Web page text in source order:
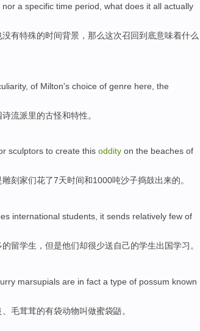
nor a specific time period, what does it all actually
没有特殊的时间背景，那么这次召回到底意味着什么
, of Milton's choice of genre here, the
诗流派里的古怪和特性。
sculptors to create this oddity on the beaches of
雕刻家们花了7天时间和1000吨沙子捣鼓出来的。
international students it sends relatively few of
的留学生 ， 但是他们却很少送自己的学生出国学习 。
marsupials are in fact a type of possum known
毛茸茸的有袋动物叫做蜜袋鼯。